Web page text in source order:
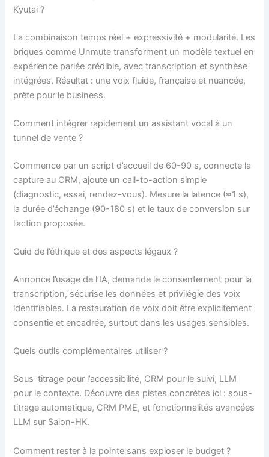
Kyutai ?
La combinaison temps réel + expressivité + modularité. Les
briques comme Unmute transforment un modèle textuel en
expérience parlée crédible, avec transcription et synthèse
intégrées. Résultat : une voix fluide, française et nuancée,
prête pour le business.
Comment intégrer rapidement un assistant vocal à un
tunnel de vente ?
Commence par un script d’accueil de 60-90 s, connecte la
capture au CRM, ajoute un call-to-action simple
(diagnostic, essai, rendez-vous). Mesure la latence (≈1 s),
la durée d’échange (90-180 s) et le taux de conversion sur
l’action proposée.
Quid de l’éthique et des aspects légaux ?
Annonce l’usage de l’IA, demande le consentement pour la
transcription, sécurise les données et privilégie des voix
identifiables. La restauration de voix doit être explicitement
consentie et encadrée, surtout dans les usages sensibles.
Quels outils complémentaires utiliser ?
Sous-titrage pour l’accessibilité, CRM pour le suivi, LLM
pour le contexte. Découvre des pistes concrètes ici : sous-
titrage automatique, CRM PME, et fonctionnalités avancées
LLM sur Salon-HK.
Comment rester à la pointe sans exploser le budget ?